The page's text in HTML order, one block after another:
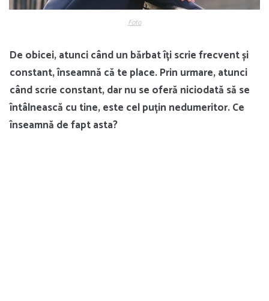
Foto
De obicei, atunci când un bărbat îți scrie frecvent și
constant, înseamnă că te place. Prin urmare, atunci
când scrie constant, dar nu se oferă niciodată să se
întâlnească cu tine, este cel puțin nedumeritor. Ce
înseamnă de fapt asta?